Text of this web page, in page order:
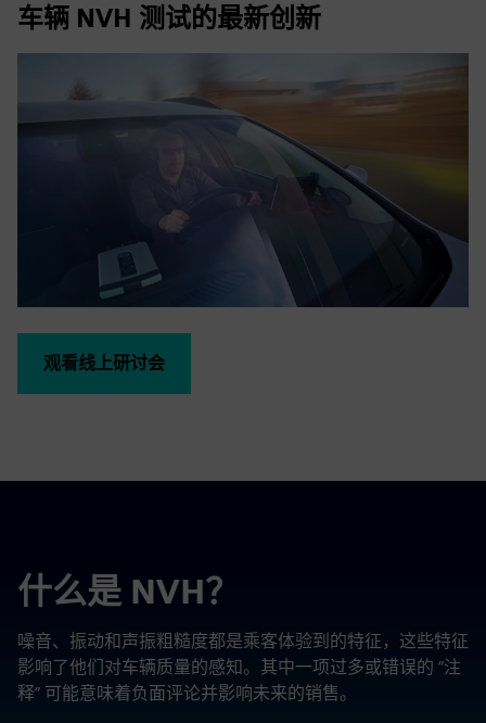
车辆 NVH 测试的最新创新
观看线上研讨会
什么是 NVH？
噪音、振动和声振粗糙度都是乘客体验到的特征，这些特征
影响了他们对车辆质量的感知。其中一项过多或错误的 “注
释” 可能意味着负面评论并影响未来的销售。